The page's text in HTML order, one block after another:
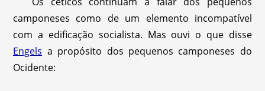
camponeses como de um elemento incompatível
com a edificação socialista. Mas ouvi o que disse
Engels a propósito dos pequenos camponeses do
Ocidente: